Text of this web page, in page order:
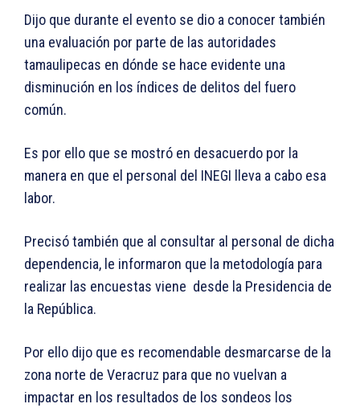
Dijo que durante el evento se dio a conocer también
una evaluación por parte de las autoridades
tamaulipecas en dónde se hace evidente una
disminución en los índices de delitos del fuero
común.
Es por ello que se mostró en desacuerdo por la
manera en que el personal del INEGI lleva a cabo esa
labor.
Precisó también que al consultar al personal de dicha
dependencia, le informaron que la metodología para
realizar las encuestas viene desde la Presidencia de
la República.
Por ello dijo que es recomendable desmarcarse de la
zona norte de Veracruz para que no vuelvan a
impactar en los resultados de los sondeos los